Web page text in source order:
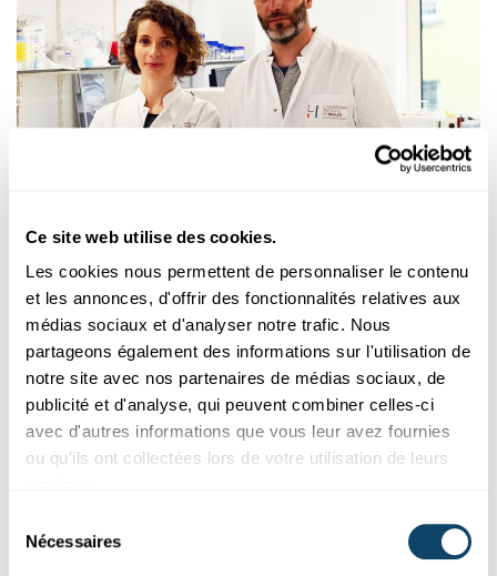
Ce site web utilise des cookies.
Les cookies nous permettent de personnaliser le contenu
et les annonces, d'offrir des fonctionnalités relatives aux
médias sociaux et d'analyser notre trafic. Nous
partageons également des informations sur l'utilisation de
notre site avec nos partenaires de médias sociaux, de
publicité et d'analyse, qui peuvent combiner celles-ci
avec d'autres informations que vous leur avez fournies
ou qu'ils ont collectées lors de votre utilisation de leurs
Nécessaires
PORTRAIT
« Une réussite pour le Luxembourg et notre
groupe de recherche »
Des scientifiques du Luxembourg Institute of Health (LIH) ont
reçu le Prix Galien pour leur contributionexceptionnelle...
LIH